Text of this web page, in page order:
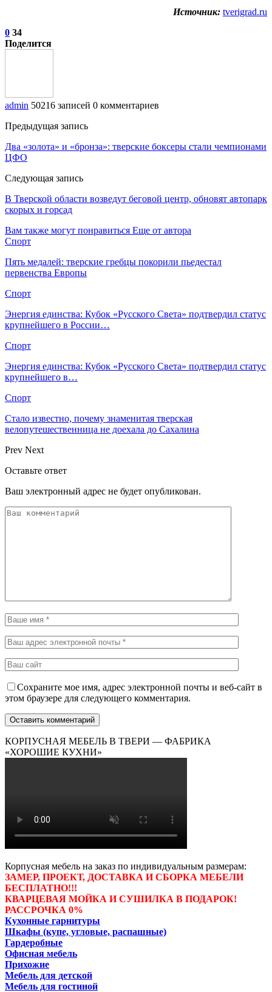
Источник: tverigrad.ru
0 34
Поделится
admin 50216 записей 0 комментариев
Предыдущая запись
Два «золота» и «бронза»: тверские боксеры стали чемпионами
ЦФО
Следующая запись
В Тверской области возведут беговой центр, обновят автопарк
скорых и горсад
Вам также могут понравиться Еще от автора
Спорт
Пять медалей: тверские гребцы покорили пьедестал
первенства Европы
Спорт
Энергия единства: Кубок «Русского Света» подтвердил статус
крупнейшего в России…
Спорт
Энергия единства: Кубок «Русского Света» подтвердил статус
крупнейшего в…
Спорт
Стало известно, почему знаменитая тверская
велопутешественница не доехала до Сахалина
Prev Next
Оставьте ответ
Ваш электронный адрес не будет опубликован.
Сохраните мое имя, адрес электронной почты и веб-сайт в
этом браузере для следующего комментария.
КОРПУСНАЯ МЕБЕЛЬ В ТВЕРИ — ФАБРИКА
«ХОРОШИЕ КУХНИ»
Корпусная мебель на заказ по индивидуальным размерам:
ЗАМЕР, ПРОЕКТ, ДОСТАВКА И СБОРКА МЕБЕЛИ
БЕСПЛАТНО!!!
КВАРЦЕВАЯ МОЙКА И СУШИЛКА В ПОДАРОК!
РАССРОЧКА 0%
Кухонные гарнитуры
Шкафы (купе, угловые, распашные)
Гардеробные
Офисная мебель
Прихожие
Мебель для детской
Мебель для гостиной